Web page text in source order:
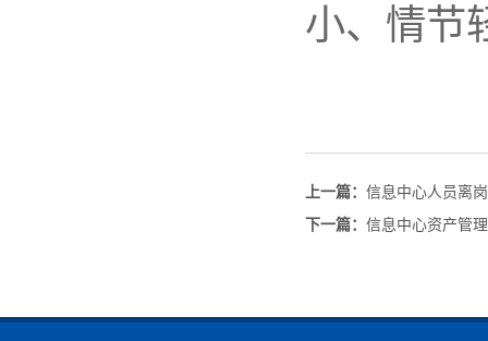
小、情节
上一篇： 信息中心人员离
下一篇： 信息中心资产管